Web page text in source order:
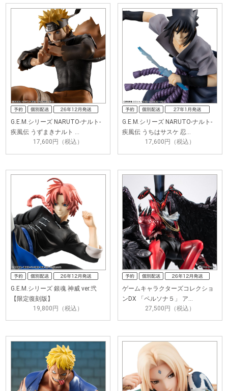
G.E.M.シリーズ NARUTO-ナルト-
疾風伝 うずまきナルト …
17,600円（税込）
G.E.M.シリーズ NARUTO-ナルト-
疾風伝 うちはサスケ 忍…
17,600円（税込）
G.E.M.シリーズ 銀魂 神威 ver.弐
【限定復刻版】
19,800円（税込）
ゲームキャラクターズコレクショ
ンDX 「ペルソナ５」 ア…
27,500円（税込）